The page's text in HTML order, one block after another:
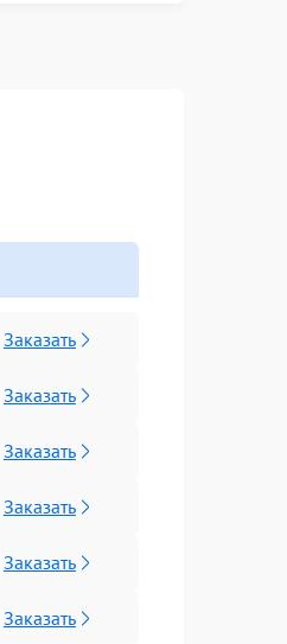
Заказать
Заказать
Заказать
Заказать
Заказать
Заказать